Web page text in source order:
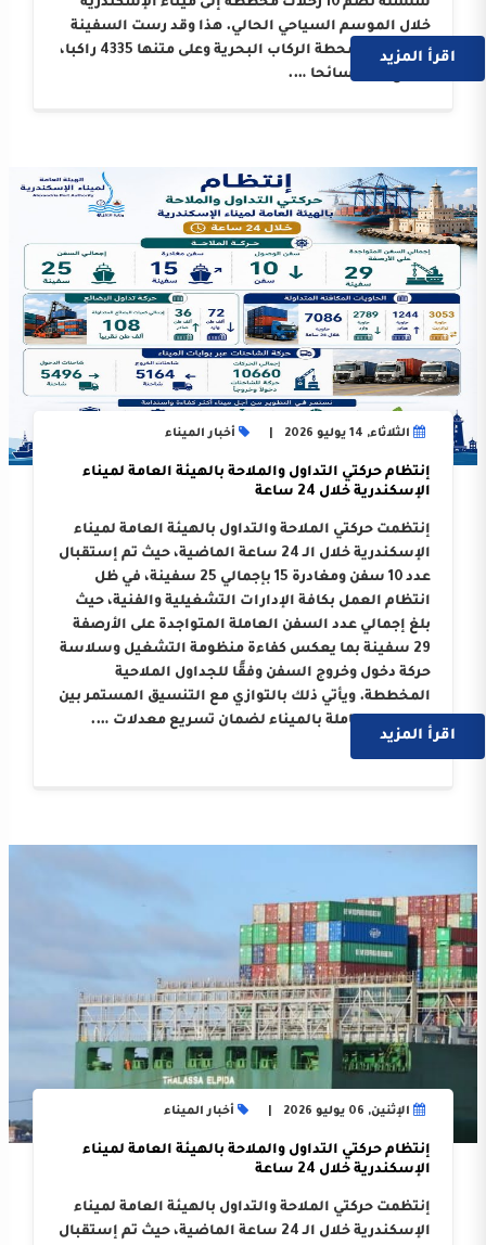
سلسلة تضم 10 رحلات مخططة إلى ميناء الإسكندرية
خلال الموسم السياحي الحالي. هذا وقد رست السفينة
على أرصفة محطة الركاب البحرية وعلى متنها 4335 راكبا،
اقرأ المزيد
الثلاثاء, 14 يوليو 2026 أخبار الميناء
إنتظام حركتي التداول والملاحة بالهيئة العامة لميناء
الإسكندرية خلال 24 ساعة
إنتظمت حركتي الملاحة والتداول بالهيئة العامة لميناء
الإسكندرية خلال الـ 24 ساعة الماضية، حيث تم إستقبال
عدد 10 سفن ومغادرة 15 بإجمالي 25 سفينة، في ظل
انتظام العمل بكافة الإدارات التشغيلية والفنية، حيث
بلغ إجمالي عدد السفن العاملة المتواجدة على الأرصفة
29 سفينة بما يعكس كفاءة منظومة التشغيل وسلاسة
حركة دخول وخروج السفن وفقًا للجداول الملاحية
المخططة. ويأتي ذلك بالتوازي مع التنسيق المستمر بين
الجهات العاملة بالميناء لضمان تسريع معدلات ….
اقرأ المزيد
الإثنين, 06 يوليو 2026 أخبار الميناء
إنتظام حركتي التداول والملاحة بالهيئة العامة لميناء
الإسكندرية خلال 24 ساعة
إنتظمت حركتي الملاحة والتداول بالهيئة العامة لميناء
الإسكندرية خلال الـ 24 ساعة الماضية، حيث تم إستقبال